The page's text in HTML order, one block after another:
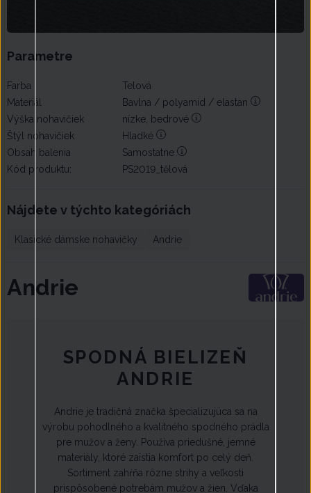
Parametre
Farba
Telová
Materiál
Bavlna / polyamid / elastan
Výška nohavičiek
nízke, bedrové
Štýl nohavičiek
Hladké
Obsah balenia
Samostatne
Kód produktu:
PS2019_tělová
Nájdete v týchto kategóriách
Klasické dámske nohavičky Andrie
Andrie
SPODNÁ BIELIZEŇ
ANDRIE
Andrie je tradičná značka špecializujúca sa na
výrobu pohodlného a kvalitného spodného prádla
pre mužov a ženy. Používa priedušné, jemné
materiály, ktoré zaistia komfort po celý deň.
Sortiment zahŕňa rôzne strihy a veľkosti
prispôsobené potrebám mužov a žien. Vďaka